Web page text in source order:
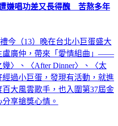
嫌唱功差又長得醜 苦熬多年
今（13）晚在台北小巨蛋盛大
盧廣仲，帶來「愛情組曲」——
〉、〈After Dinner〉、〈太
過小巨蛋，發現有活動，就進
大風雲歌手，也入圍第37屆金
享搶獎心情。